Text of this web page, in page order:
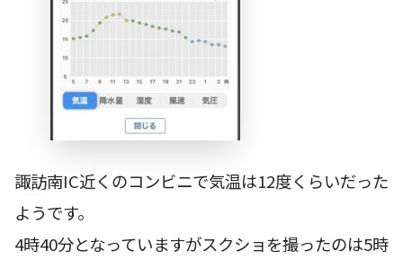
諏訪南IC近くのコンビニで気温は12度くらいだった
ようです。
4時40分となっていますがスクショを撮ったのは5時